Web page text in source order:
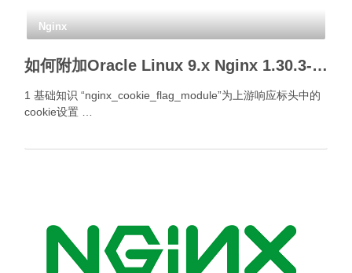
Nginx
如何附加Oracle Linux 9.x Nginx 1.30.3- Cookie标签模块？
1 基础知识 “nginx_cookie_flag_module”为上游响应标头中的
cookie设置 …